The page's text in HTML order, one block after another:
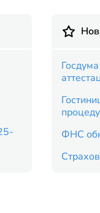
ФНС